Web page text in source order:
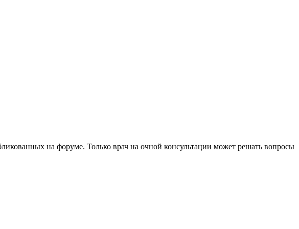
на форуме. Только врач на очной консультации может решать вопросы